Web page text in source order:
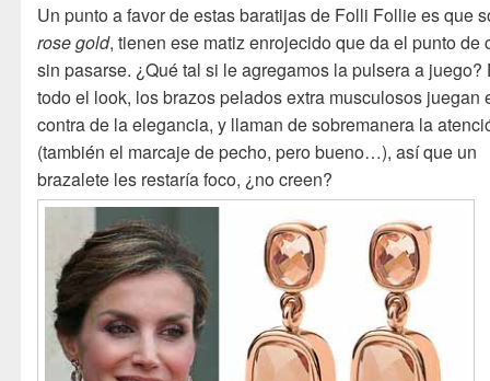
Un punto a favor de estas baratijas de Folli Follie es que
rose gold, tienen ese matiz enrojecido que da el punto de
sin pasarse. ¿Qué tal si le agregamos la pulsera a juego?
todo el look, los brazos pelados extra musculosos juegan
contra de la elegancia, y llaman de sobremanera la
(también el marcaje de pecho, pero bueno…), así que un
brazalete les restaría foco, ¿no creen?